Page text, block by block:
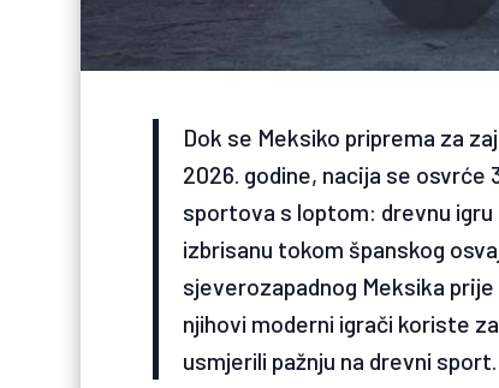
Dok se Meksiko priprema za
2026. godine, nacija se osvrće
sportova s loptom: drevnu
izbrisanu tokom španskog
sjeverozapadnog Meksika
njihovi moderni igrači koriste
usmjerili pažnju na drevni sport.